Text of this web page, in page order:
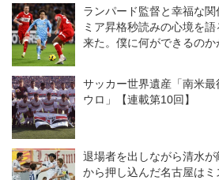
ランパード監督と幸福な
ミア昇格秒読みの心境を
来た。僕に何ができるのか
サッカー世界遺産「南米
ウロ」【連載第10回】
退場者を出しながら清水
から押し込んだ名古屋は